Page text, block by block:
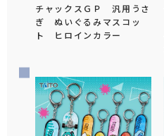
チャックスＧＰ 汎用うさ
ぎ ぬいぐるみマスコッ
ト ヒロインカラー